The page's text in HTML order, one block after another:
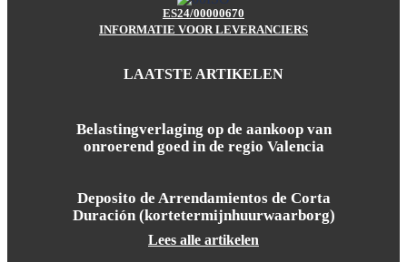
ES24/00000670
INFORMATIE VOOR LEVERANCIERS
LAATSTE ARTIKELEN
Belastingverlaging op de aankoop van
onroerend goed in de regio Valencia
Deposito de Arrendamientos de Corta
Duración (kortetermijnhuurwaarborg)
Lees alle artikelen